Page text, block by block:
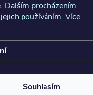
Dalším procházením
používáním. Více
Souhlasím